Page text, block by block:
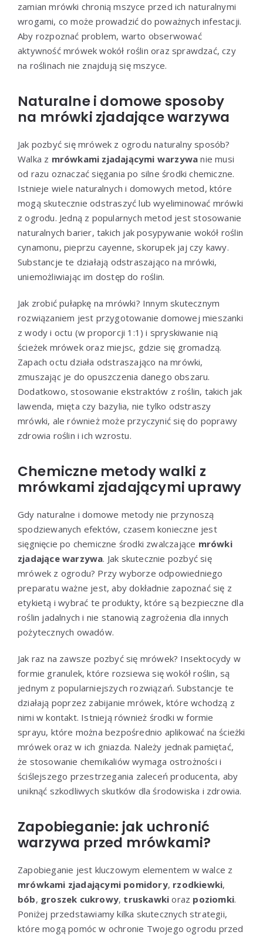
zamian mrówki chronią mszyce przed ich naturalnymi
wrogami, co może prowadzić do poważnych infestacji.
Aby rozpoznać problem, warto obserwować
aktywność mrówek wokół roślin oraz sprawdzać, czy
na roślinach nie znajdują się mszyce.
Naturalne i domowe sposoby
na mrówki zjadające warzywa
Jak pozbyć się mrówek z ogrodu naturalny sposób?
Walka z mrówkami zjadającymi warzywa nie musi
od razu oznaczać sięgania po silne środki chemiczne.
Istnieje wiele naturalnych i domowych metod, które
mogą skutecznie odstraszyć lub wyeliminować mrówki
z ogrodu. Jedną z popularnych metod jest stosowanie
naturalnych barier, takich jak posypywanie wokół roślin
cynamonu, pieprzu cayenne, skorupek jaj czy kawy.
Substancje te działają odstraszająco na mrówki,
uniemożliwiając im dostęp do roślin.
Jak zrobić pułapkę na mrówki? Innym skutecznym
rozwiązaniem jest przygotowanie domowej mieszanki
z wody i octu (w proporcji 1:1) i spryskiwanie nią
ścieżek mrówek oraz miejsc, gdzie się gromadzą.
Zapach octu działa odstraszająco na mrówki,
zmuszając je do opuszczenia danego obszaru.
Dodatkowo, stosowanie ekstraktów z roślin, takich jak
lawenda, mięta czy bazylia, nie tylko odstraszy
mrówki, ale również może przyczynić się do poprawy
zdrowia roślin i ich wzrostu.
Chemiczne metody walki z
mrówkami zjadającymi uprawy
Gdy naturalne i domowe metody nie przynoszą
spodziewanych efektów, czasem konieczne jest
sięgnięcie po chemiczne środki zwalczające mrówki
zjadające warzywa. Jak skutecznie pozbyć się
mrówek z ogrodu? Przy wyborze odpowiedniego
preparatu ważne jest, aby dokładnie zapoznać się z
etykietą i wybrać te produkty, które są bezpieczne dla
roślin jadalnych i nie stanowią zagrożenia dla innych
pożytecznych owadów.
Jak raz na zawsze pozbyć się mrówek? Insektocydy w
formie granulek, które rozsiewa się wokół roślin, są
jednym z popularniejszych rozwiązań. Substancje te
działają poprzez zabijanie mrówek, które wchodzą z
nimi w kontakt. Istnieją również środki w formie
sprayu, które można bezpośrednio aplikować na ścieżki
mrówek oraz w ich gniazda. Należy jednak pamiętać,
że stosowanie chemikaliów wymaga ostrożności i
ściślejszego przestrzegania zaleceń producenta, aby
uniknąć szkodliwych skutków dla środowiska i zdrowia.
Zapobieganie: jak uchronić
warzywa przed mrówkami?
Zapobieganie jest kluczowym elementem w walce z
mrówkami zjadającymi pomidory, rzodkiewki,
bób, groszek cukrowy, truskawki oraz poziomki.
Poniżej przedstawiamy kilka skutecznych strategii,
które mogą pomóc w ochronie Twojego ogrodu przed